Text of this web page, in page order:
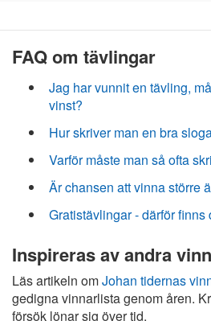
FAQ om tävlingar
Jag har vunnit en tävling,
vinst?
Hur skriver man en bra
Varför måste man så ofta
Är chansen att vinna större
Gratistävlingar - därför finns
Inspireras av andra
Läs artikeln omJohan tidernas
gedigna vinnarlista genom åren.
försök lönar sig över tid.